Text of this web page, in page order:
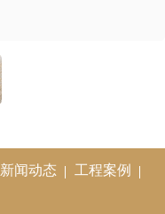
新闻动态 工程案例